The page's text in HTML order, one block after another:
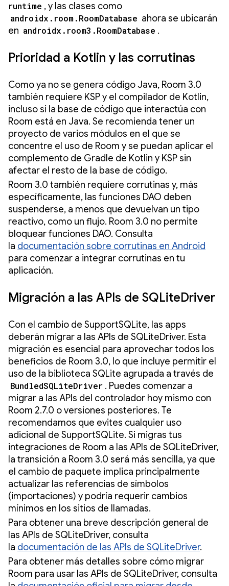
runtime , y las clases como
androidx.room.RoomDatabase ahora se ubicarán
en androidx.room3.RoomDatabase .
Prioridad a Kotlin y las corrutinas
Como ya no se genera código Java, Room 3.0
también requiere KSP y el compilador de Kotlin,
incluso si la base de código que interactúa con
Room está en Java. Se recomienda tener un
proyecto de varios módulos en el que se
concentre el uso de Room y se puedan aplicar el
complemento de Gradle de Kotlin y KSP sin
afectar el resto de la base de código.
Room 3.0 también requiere corrutinas y, más
específicamente, las funciones DAO deben
suspenderse, a menos que devuelvan un tipo
reactivo, como un flujo. Room 3.0 no permite
bloquear funciones DAO. Consulta
la documentación sobre corrutinas en Android
para comenzar a integrar corrutinas en tu
aplicación.
Migración a las APIs de SQLiteDriver
Con el cambio de SupportSQLite, las apps
deberán migrar a las APIs de SQLiteDriver. Esta
migración es esencial para aprovechar todos los
beneficios de Room 3.0, lo que incluye permitir el
uso de la biblioteca SQLite agrupada a través de
BundledSQLiteDriver . Puedes comenzar a
migrar a las APIs del controlador hoy mismo con
Room 2.7.0 o versiones posteriores. Te
recomendamos que evites cualquier uso
adicional de SupportSQLite. Si migras tus
integraciones de Room a las APIs de SQLiteDriver,
la transición a Room 3.0 será más sencilla, ya que
el cambio de paquete implica principalmente
actualizar las referencias de símbolos
(importaciones) y podría requerir cambios
mínimos en los sitios de llamadas.
Para obtener una breve descripción general de
las APIs de SQLiteDriver, consulta
la documentación de las APIs de SQLiteDriver.
Para obtener más detalles sobre cómo migrar
Room para usar las APIs de SQLiteDriver, consulta